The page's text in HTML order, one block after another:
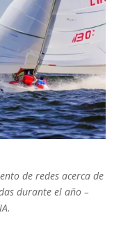
de redes acerca de
durante el año –